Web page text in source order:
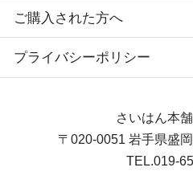
ご購入された方へ
プライバシーポリシー
さいはん本
〒020-0051 岩手県盛
TEL.019-